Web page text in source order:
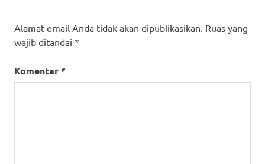
Alamat email Anda tidak akan dipublikasikan. Ruas yang
wajib ditandai *
Komentar*